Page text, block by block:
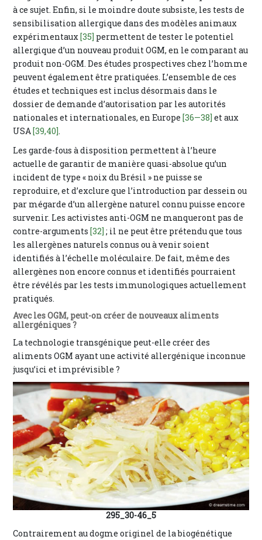
à ce sujet. Enfin, si le moindre doute subsiste, les tests de
sensibilisation allergique dans des modèles animaux
expérimentaux [35] permettent de tester le potentiel
allergique d’un nouveau produit OGM, en le comparant au
produit non-OGM. Des études prospectives chez l’homme
peuvent également être pratiquées. L’ensemble de ces
études et techniques est inclus désormais dans le
dossier de demande d’autorisation par les autorités
nationales et internationales, en Europe [36—38] et aux
USA [39,40].
Les garde-fous à disposition permettent à l’heure
actuelle de garantir de manière quasi-absolue qu’un
incident de type « noix du Brésil » ne puisse se
reproduire, et d’exclure que l’introduction par dessein ou
par mégarde d’un allergène naturel connu puisse encore
survenir. Les activistes anti-OGM ne manqueront pas de
contre-arguments [32] ; il ne peut être prétendu que tous
les allergènes naturels connus ou à venir soient
identifiés à l’échelle moléculaire. De fait, même des
allergènes non encore connus et identifiés pourraient
être révélés par les tests immunologiques actuellement
pratiqués.
Avec les OGM, peut-on créer de nouveaux aliments
allergéniques ?
La technologie transgénique peut-elle créer des
aliments OGM ayant une activité allergénique inconnue
jusqu’ici et imprévisible ?
295_30-46_5
Contrairement au dogme originel de la biogénétique